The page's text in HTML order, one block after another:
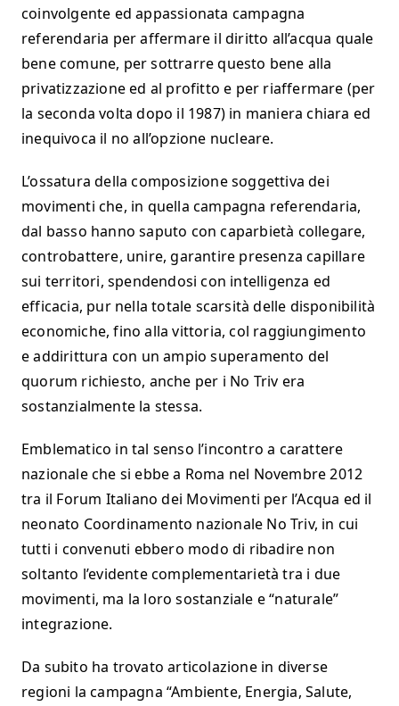
coinvolgente ed appassionata campagna
referendaria per affermare il diritto all’acqua quale
bene comune, per sottrarre questo bene alla
privatizzazione ed al profitto e per riaffermare (per
la seconda volta dopo il 1987) in maniera chiara ed
inequivoca il no all’opzione nucleare.
L’ossatura della composizione soggettiva dei
movimenti che, in quella campagna referendaria,
dal basso hanno saputo con caparbietà collegare,
controbattere, unire, garantire presenza capillare
sui territori, spendendosi con intelligenza ed
efficacia, pur nella totale scarsità delle disponibilità
economiche, fino alla vittoria, col raggiungimento
e addirittura con un ampio superamento del
quorum richiesto, anche per i No Triv era
sostanzialmente la stessa.
Emblematico in tal senso l’incontro a carattere
nazionale che si ebbe a Roma nel Novembre 2012
tra il Forum Italiano dei Movimenti per l’Acqua ed il
neonato Coordinamento nazionale No Triv, in cui
tutti i convenuti ebbero modo di ribadire non
soltanto l’evidente complementarietà tra i due
movimenti, ma la loro sostanziale e “naturale”
integrazione.
Da subito ha trovato articolazione in diverse
regioni la campagna “Ambiente, Energia, Salute,